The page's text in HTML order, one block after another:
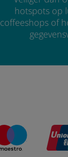
hotspots op
coffeeshops of